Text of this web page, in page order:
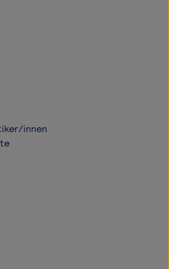
innen